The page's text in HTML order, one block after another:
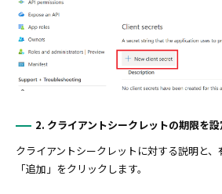
2. クライアントシークレットの期限を
クライアントシークレットに対する説明と、
「追加」をクリックします。